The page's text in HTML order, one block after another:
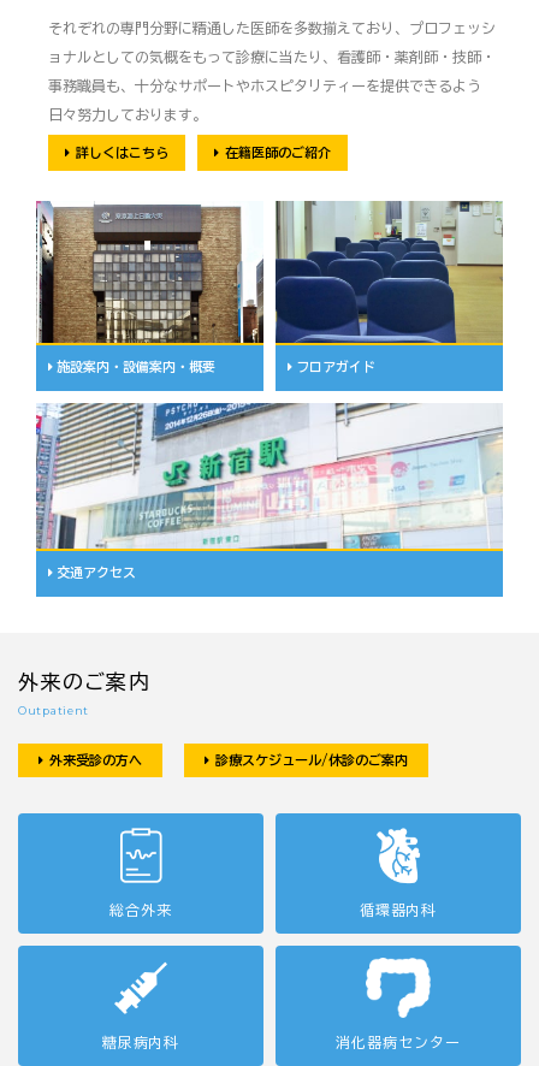
それぞれの専門分野に精通した医師を多数揃えており、プロフェッシ
ョナルとしての気概をもって診療に当たり、看護師・薬剤師・技師・
事務職員も、十分なサポートやホスピタリティーを提供できるよう
日々努力しております。
詳しくはこちら 在籍医師のご紹介
施設案内・設備案内・概要 フロアガイド
交通アクセス
外来のご案内
Outpatient
外来受診の方へ 診療スケジュール/休診のご案内
総合外来 循環器内科
糖尿病内科 消化器病センター